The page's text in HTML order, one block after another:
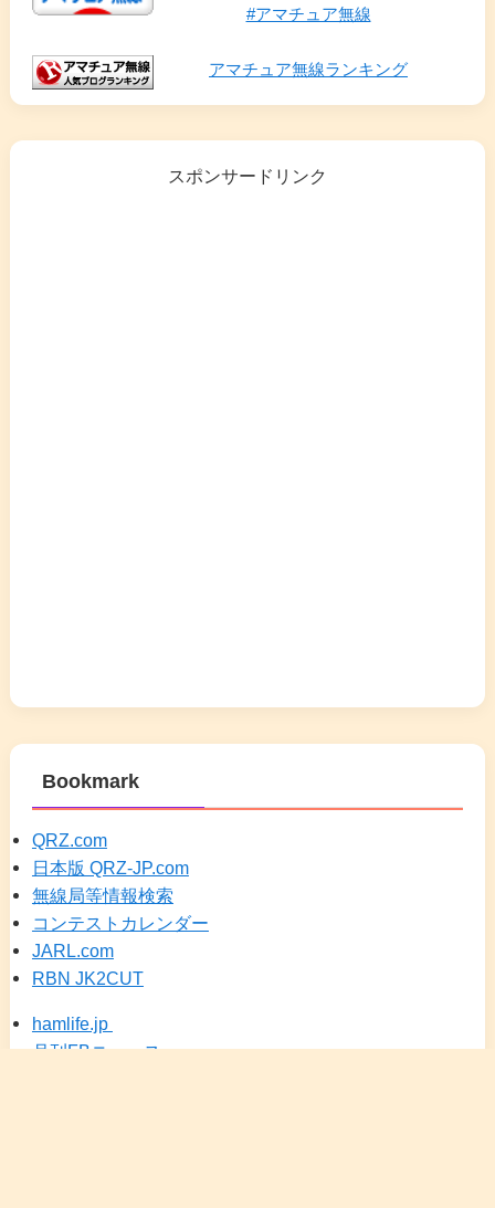
#アマチュア無線
アマチュア無線ランキング
スポンサードリンク
Bookmark
QRZ.com
日本版 QRZ-JP.com
無線局等情報検索
コンテストカレンダー
JARL.com
RBN JK2CUT
hamlife.jp
月刊FBニュース